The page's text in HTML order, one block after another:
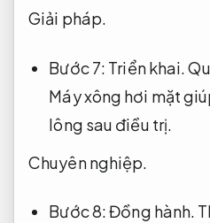
Giải pháp.
Bước 7: Triển khai.
Máy xông hơi mặt
lông sau điều trị.
Chuyên nghiệp.
Bước 8:Đồng hành.